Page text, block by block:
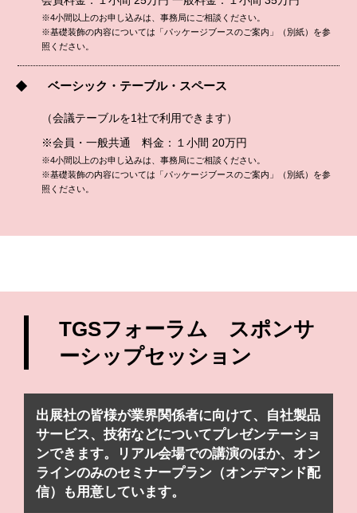
※4小間以上のお申し込みは、事務局にご相談ください。
※基礎装飾の内容については「パッケージブースのご案内」（別紙）を参
照ください。
ベーシック・テーブル・スペース
（会議テーブルを1社で利用できます）
※会員・一般共通 料金：１小間 20万円
※4小間以上のお申し込みは、事務局にご相談ください。
※基礎装飾の内容については「パッケージブースのご案内」（別紙）を参
照ください。
TGSフォーラム スポンサ
ーシップセッション
出展社の皆様が業界関係者に向けて、自社製品
サービス、技術などについてプレゼンテーショ
ンできます。リアル会場での講演のほか、オン
ラインのみのセミナープラン（オンデマンド配
信）も用意しています。